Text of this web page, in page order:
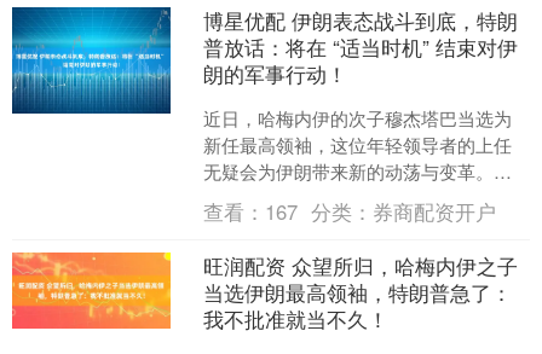
博星优配 伊朗表态战斗到底，特朗
普放话：将在 “适当时机” 结束对伊
朗的军事行动！
近日，哈梅内伊的次子穆杰塔巴当选为
新任最高领袖，这位年轻领导者的上任
无疑会为伊朗带来新的动荡与变革。与
此同时，美国总统特朗普也表示将在“适
当时机”结束对伊朗的军....
查看： 167 分类： 券商配资开户
旺润配资 众望所归，哈梅内伊之子
当选伊朗最高领袖，特朗普急了：
我不批准就当不久！